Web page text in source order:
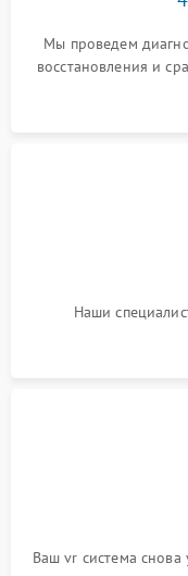
Мы проведем
восстановления и
Наши
Ваш vr система снова